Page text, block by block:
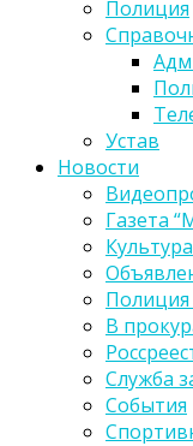
Полиция
Устав
Новости
Газета
Культура
Полиция
В
Служба
События